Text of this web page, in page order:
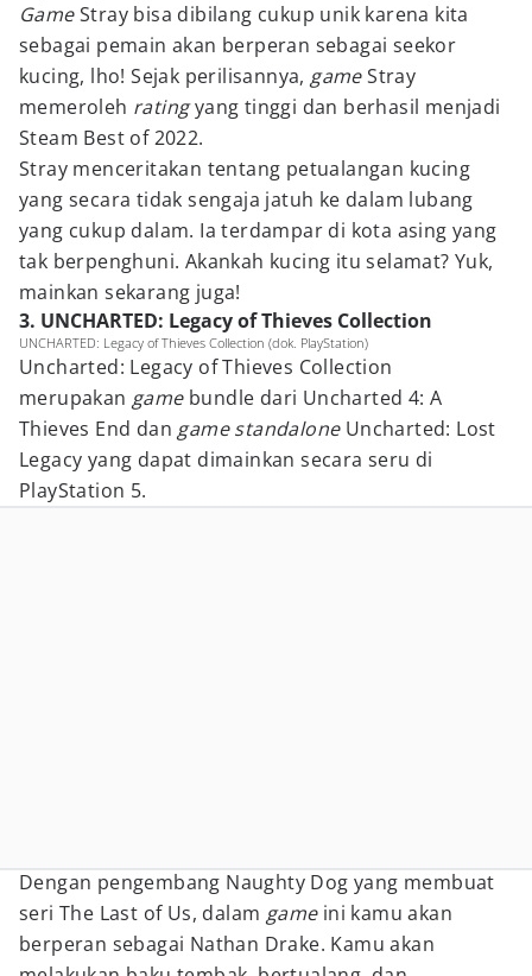
GameStray bisa dibilang cukup unik karena kita
sebagai pemain akan berperan sebagai seekor
kucing, lho! Sejak perilisannya, gameStray
memeroleh ratingyang tinggi dan berhasil menjadi
Steam Best of 2022.
Stray menceritakan tentang petualangan kucing
yang secara tidak sengaja jatuh ke dalam lubang
yang cukup dalam. Ia terdampar di kota asing yang
tak berpenghuni. Akankah kucing itu selamat? Yuk,
mainkan sekarang juga!
3. UNCHARTED: Legacy of Thieves Collection
UNCHARTED: Legacy of Thieves Collection (dok. PlayStation)
Uncharted: Legacy of Thieves Collection
merupakan game bundle dari Uncharted 4: A
Thieves End dan game standaloneUncharted: Lost
Legacy yang dapat dimainkan secara seru di
PlayStation 5.
Dengan pengembang Naughty Dog yang membuat
seri The Last of Us, dalam game ini kamu akan
berperan sebagai Nathan Drake. Kamu akan